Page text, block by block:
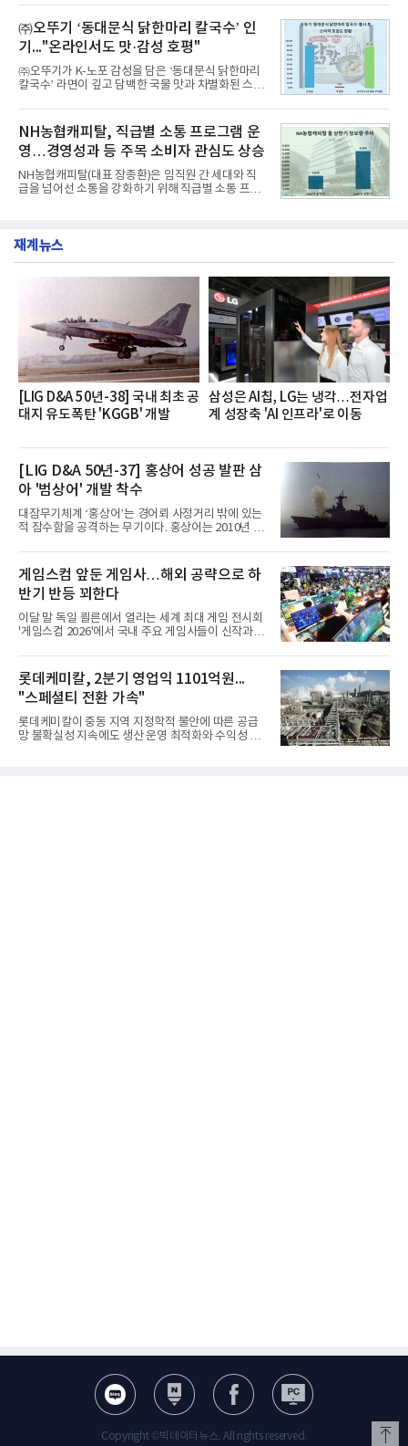
수력원자력, 한국석
떼는 6년 만에 선보이는 8세대 완전변경 모델로, ▲정
교한 선과 면을 중심으로 완성한 파격적인 디자인 ▲
과거 중형 세단 수준으로 확대된 차체 제원 ▲글로벌
최고 수준의 안전성 ▲성능과 효율을 동시에 높인 주
행 완성도 ▲첨단 편의 및 디지털 사양 적용 등을 통해
글로벌 준중형 세단의 새로운 기준을 세웠다.아반떼
는 가솔린 2.0과 1.6 하이브리드 두 가지 파워트레인
넘
㈜오뚜기 ‘동대문식 닭한마리 칼국수’ 인
기..."온라인서도 맛·감성 호평"
㈜오뚜기가 K-노포 감성을 담은 ‘동대문식 닭한마리
칼국수’ 라면이 깊고 담백한 국물 맛과 차별화된 스토
혔다.‘동대문식 닭한마리 칼국수’는 예상을 뛰어넘는
소비자 호응에 힘입어 지난 7월 13일 첫 선을 보인 지
단 18일 만에 누적 판매량 50만 개를 돌파하는 성과를
거두었다.이번 신제품은 개발진이 전국의 닭한마리
전문점을 직접 찾아 다니며 최적의 육수 비율을 완성
했다. 자극적이지 않으면서도 깊은 닭육수에 마늘의
개운한 풍미를 더했으며, 국물이 잘 배어들면서도 쫄
서도
NH농협캐피탈, 직급별 소통 프로그램 운
영…경영성과 등 주목 소비자 관심도 상승
NH농협캐피탈(대표 장종환)은 임직원 간 세대와 직
급을 넘어선 소통을 강화하기 위해 직급별 소통 프로
영지원부 홍보팀과 2026년 새로이(e)＊가 공동 주관
쳐 진행됐다.참고로 새로이(e)는 NH농협캐피탈 MZ
세대들로(과장~계장) 구성된 자율 참여조직으로, 조
직문화 혁신과 업무 효율성 향상을 위한 다양한 활동
을 추진하며,새로운 변화와 이로운 영향력을 조직전
반에 전파하는 역할
재계뉴스
[LIG D&A 50년-38] 국내 최초 공
대지 유도폭탄 'KGGB' 개발
삼성은 AI칩, LG는 냉각…전자업
계 성장축 'AI 인프라'로 이동
[LIG D&A 50년-37] 홍상어 성공 발판 삼
아 '범상어' 개발 착수
대잠무기체계 ‘홍상어’는 경어뢰 사정거리 밖에 있는
적 잠수함을 공격하는 무기이다. 홍상어는 2010년 넥
이뤄졌다. 이후 2012년 한국형 구축함(KDX-1) 이상
의 함정에 실전 배치됐다.그해 7월 해군은 동해상에서
성능 검증을 위해 홍상어 시험발사를 실시했다. 이때
홍상어가 목표 지점에서 입수한 후 표적을 타격하지
못하고 물속에서 멈춰버리는 예상 밖의 일이 벌어졌
다. 2차 품질확인 사격 시험에서도 만족스러운 결과를
얻지 못했다. 완벽한 신뢰성 확보를 위해 LIG넥스원은
분야를
게임스컴 앞둔 게임사…해외 공략으로 하
반기 반등 꾀한다
이달 말 독일 쾰른에서 열리는 세계 최대 게임 전시회
'게임스컴 2026'에서 국내 주요 게임사들이 신작과 글
체별로 엇갈린 가운데 하반기 신작 흥행과 해외 시장
성과가 실적을 좌우할 핵심 변수로 떠오르고 있다.8일
업계에 따르면 올해 상반기 게임업계는 기업별 성적
표가 크게 갈렸다. 대표적으로 크래프톤은 'PUBG: 배
틀그라운드'의 안정적인 성장에 힘입어 상반기 연결
기준 매출 2조6616억원, 영업이익 9725억원으로 역
대 최대 실적을 기록했다. 엔씨도 올해 출시한 '아이온
롯데케미칼, 2분기 영업익 1101억원...
"스페셜티 전환 가속"
롯데케미칼이 중동 지역 지정학적 불안에 따른 공급
망 불확실성 지속에도 생산 운영 최적화와 수익성 중
Copyright ©빅데이터뉴스. All rights reserved.